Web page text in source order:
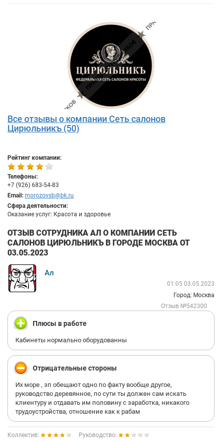
Все отзывы о компании Сеть салонов
Цирюльникъ (50)
Рейтинг компании:
Телефоны:
+7 (926) 683-54-83
Email: morozovsb@bk.ru
Сфера деятельности:
Оказание услуг: Красота и здоровье
ОТЗЫВ СОТРУДНИКА АЛ О КОМПАНИИ СЕТЬ
САЛОНОВ ЦИРЮЛЬНИКЪ В ГОРОДЕ МОСКВА ОТ
03.05.2023
Ал
01:05 03.05.2023
Город: Москва
Отзыв №542300
Плюсы в работе
Кабинеты нормально оборудованны
Отрицательные стороны
Их море , зп обещают одно по факту вообще другое,
руководство деревянное, по сути ты должен сам искать
клиентуру и отдавать им половину с заработка, никакого
трудоустройства, отношение как к рабам
Коллектив:
Руководство: